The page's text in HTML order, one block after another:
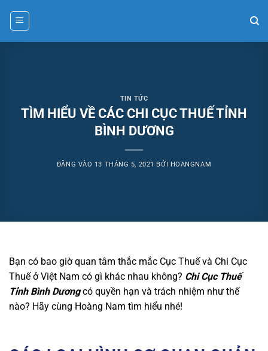
TIN TỨC
TÌM HIỂU VỀ CÁC CHI CỤC THUẾ TỈNH
BÌNH DƯƠNG
ĐĂNG VÀO 13 THÁNG 5, 2021 BỞI HOANGNAM
Bạn có bao giờ quan tâm thắc mắc Cục Thuế và Chi Cục
Thuế ở Việt Nam có gì khác nhau không? Chi Cục Thuế
Tỉnh Bình Dươngcó quyền hạn và trách nhiệm như thế
nào? Hãy cùng Hoàng Nam tìm hiểu nhé!